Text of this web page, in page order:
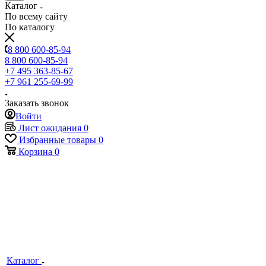
Каталог
По всему сайту
По каталогу
8 800 600-85-94
8 800 600-85-94
+7 495 363-85-67
+7 961 255-69-99
Заказать звонок
Войти
Лист ожидания 0
Избранные товары 0
Корзина 0
Каталог